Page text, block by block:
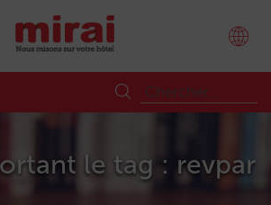
le tag : revpar